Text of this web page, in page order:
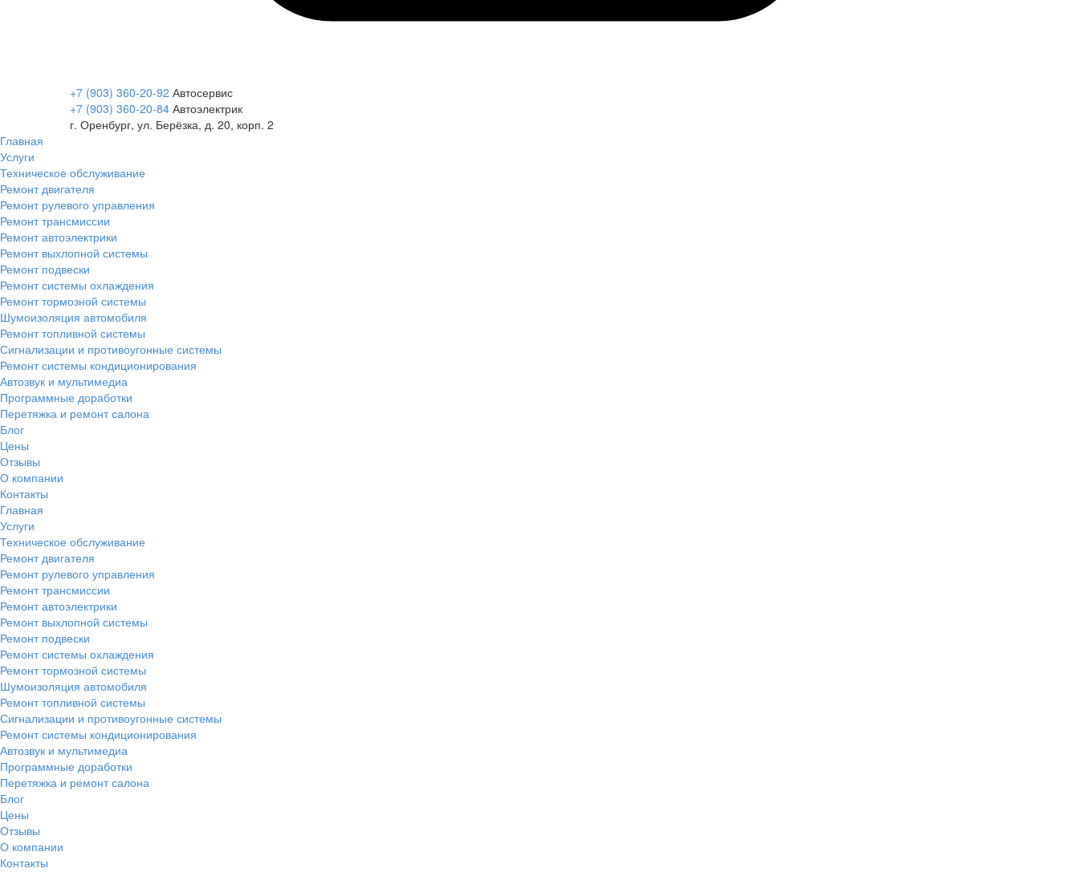
+7 (903) 360-20-92 Автосервис
+7 (903) 360-20-84 Автоэлектрик
г. Оренбург, ул. Берёзка, д. 20, корп. 2
Главная
Услуги
Техническое обслуживание
Ремонт двигателя
Ремонт рулевого управления
Ремонт трансмиссии
Ремонт автоэлектрики
Ремонт выхлопной системы
Ремонт подвески
Ремонт системы охлаждения
Ремонт тормозной системы
Шумоизоляция автомобиля
Ремонт топливной системы
Сигнализации и противоугонные системы
Ремонт системы кондиционирования
Автозвук и мультимедиа
Программные доработки
Перетяжка и ремонт салона
Блог
Цены
Отзывы
О компании
Контакты
Главная
Услуги
Техническое обслуживание
Ремонт двигателя
Ремонт рулевого управления
Ремонт трансмиссии
Ремонт автоэлектрики
Ремонт выхлопной системы
Ремонт подвески
Ремонт системы охлаждения
Ремонт тормозной системы
Шумоизоляция автомобиля
Ремонт топливной системы
Сигнализации и противоугонные системы
Ремонт системы кондиционирования
Автозвук и мультимедиа
Программные доработки
Перетяжка и ремонт салона
Блог
Цены
Отзывы
О компании
Контакты